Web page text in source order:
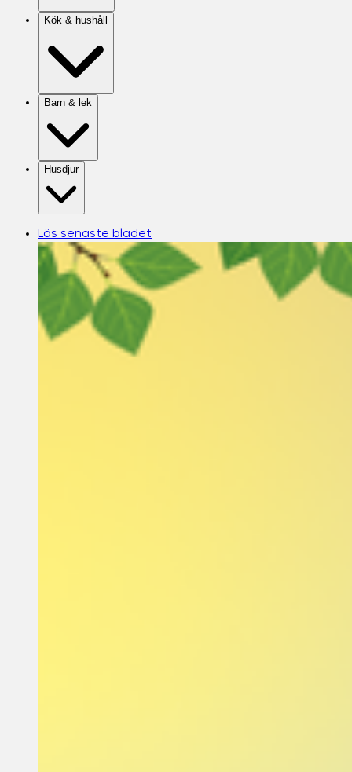
Kök & hushåll
Barn & lek
Husdjur
Läs senaste bladet